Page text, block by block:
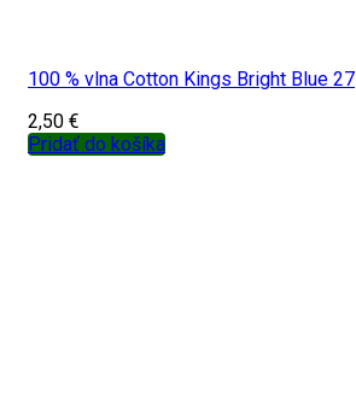
100 % vlna Cotton Kings Bright Blue 27
2,50 €
Pridať do košíka